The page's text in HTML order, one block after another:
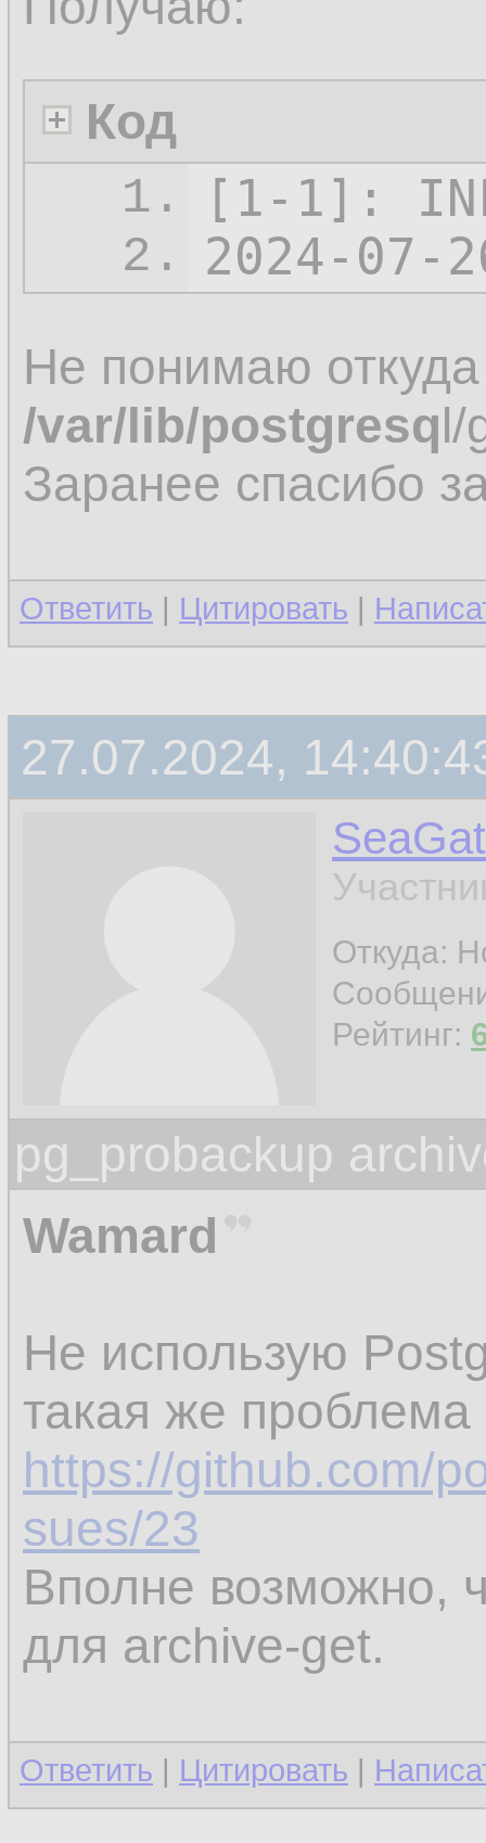
Код
1.
2.
[1-1]:
2024-07-
Не понимаю откуда
/var/lib/postgresql/
Заранее спасибо
Ответить | Цитировать |
27.07.2024,
Откуда:
Рейтинг:
pg_probackup
Wamard
Не использую
такая же
https://github.com/
sues/23
Вполне возможно,
для archive-get.
Ответить | Цитировать |